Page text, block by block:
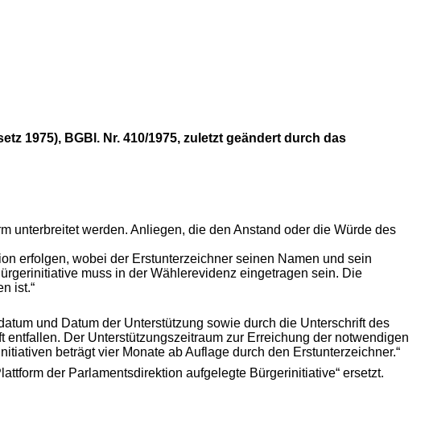
1975), BGBl. Nr. 410/1975, zuletzt geändert durch das
unterbreitet werden. Anliegen, die den Anstand oder die Würde des
erfolgen, wobei der Erstunterzeichner seinen Namen und sein
muss in der Wählerevidenz eingetragen sein. Die
ist.“
und Datum der Unterstützung sowie durch die Unterschrift des
Der Unterstützungszeitraum zur Erreichung der notwendigen
beträgt vier Monate ab Auflage durch den Erstunterzeichner.“
der Parlamentsdirektion aufgelegte Bürgerinitiative“ ersetzt.